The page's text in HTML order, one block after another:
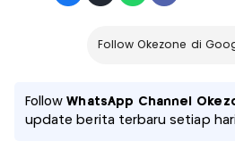
Follow Okezone di
FollowWhatsApp Channel
update berita terbaru setiap hari